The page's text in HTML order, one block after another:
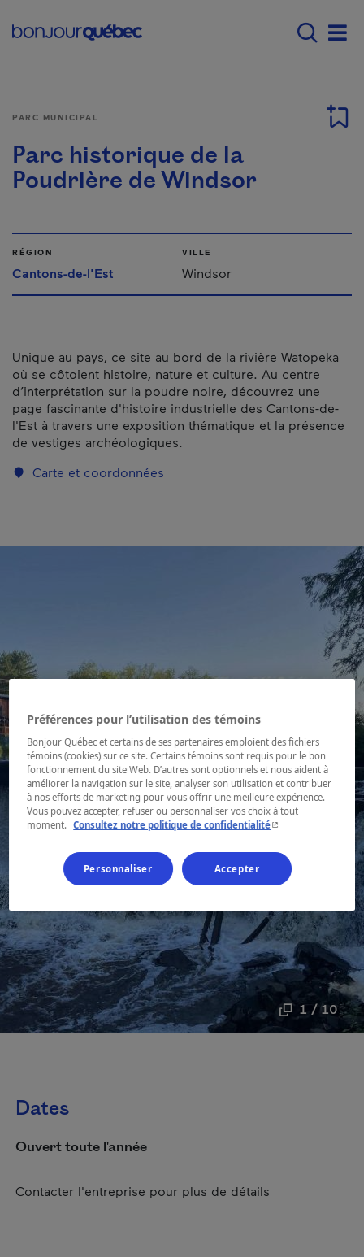
Main navigation -
1 / 10
PARC MUNICIPAL
Parc historique de la
Poudrière de Windsor
RÉGION
Cantons-de-l'Est
VILLE
Windsor
Unique au pays, ce site au bord de la rivière Watopeka
où se côtoient histoire, nature et culture. Au centre
d’interprétation sur la poudre noire, découvrez une
page fascinante d'histoire industrielle des Cantons-de-
l'Est à travers une exposition thématique et la présence
de vestiges archéologiques.
Carte et coordonnées
Dates
Ouvert toute l'année
Contacter l'entreprise pour plus de détails
Préférences pour l’utilisation des témoins
Bonjour Québec et certains de ses partenaires emploient des fichiers
témoins (cookies) sur ce site. Certains témoins sont requis pour le bon
fonctionnement du site Web. D’autres sont optionnels et nous aident à
améliorer la navigation sur le site, analyser son utilisation et contribuer
à nos efforts de marketing pour vous offrir une meilleure expérience.
Vous pouvez accepter, refuser ou personnaliser vos choix à tout
moment.
Consultez notre politique de confidentialité- Cet hyperlien
Personnaliser Accepter